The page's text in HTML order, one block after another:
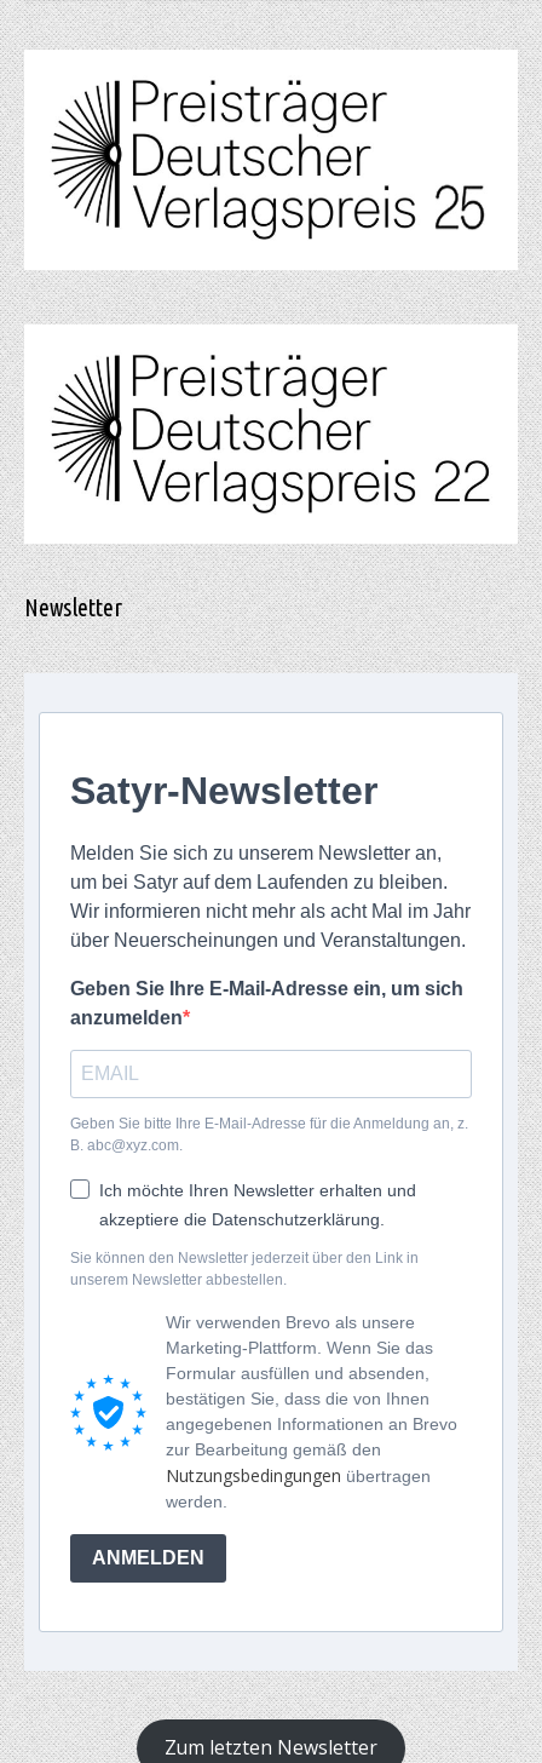
Newsletter
Satyr-Newsletter
Melden Sie sich zu unserem Newsletter an,
um bei Satyr auf dem Laufenden zu bleiben.
Wir informieren nicht mehr als acht Mal im Jahr
über Neuerscheinungen und Veranstaltungen.
Geben Sie Ihre E-Mail-Adresse ein, um sich
anzumelden
Geben Sie bitte Ihre E-Mail-Adresse für die Anmeldung an, z.
B. abc@xyz.com.
Ich möchte Ihren Newsletter erhalten und
akzeptiere die Datenschutzerklärung.
Sie können den Newsletter jederzeit über den Link in
unserem Newsletter abbestellen.
Wir verwenden Brevo als unsere
Marketing-Plattform. Wenn Sie das
Formular ausfüllen und absenden,
bestätigen Sie, dass die von Ihnen
angegebenen Informationen an Brevo
zur Bearbeitung gemäß den
Nutzungsbedingungen übertragen
werden.
ANMELDEN
Zum letzten Newsletter